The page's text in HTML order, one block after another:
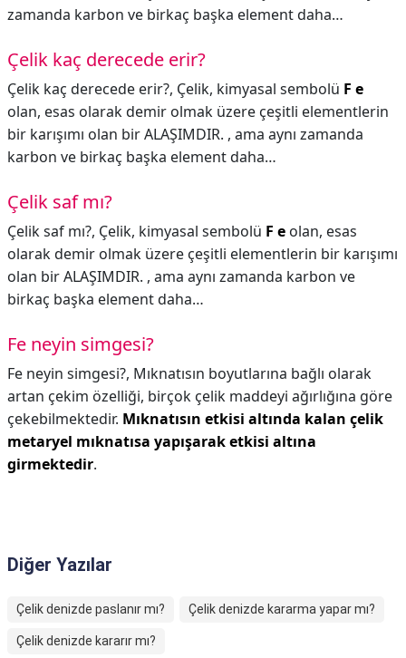
zamanda karbon ve birkaç başka element daha…
Çelik kaç derecede erir?
Çelik kaç derecede erir?, Çelik, kimyasal sembolü F e
olan, esas olarak demir olmak üzere çeşitli elementlerin
bir karışımı olan bir ALAŞIMDIR. , ama aynı zamanda
karbon ve birkaç başka element daha…
Çelik saf mı?
Çelik saf mı?, Çelik, kimyasal sembolü F e olan, esas
olarak demir olmak üzere çeşitli elementlerin bir karışımı
olan bir ALAŞIMDIR. , ama aynı zamanda karbon ve
birkaç başka element daha…
Fe neyin simgesi?
Fe neyin simgesi?, Mıknatısın boyutlarına bağlı olarak
artan çekim özelliği, birçok çelik maddeyi ağırlığına göre
çekebilmektedir. Mıknatısın etkisi altında kalan çelik
metaryel mıknatısa yapışarak etkisi altına
girmektedir.
Diğer Yazılar
Çelik denizde paslanır mı? Çelik denizde kararma yapar mı?
Çelik denizde kararır mı?